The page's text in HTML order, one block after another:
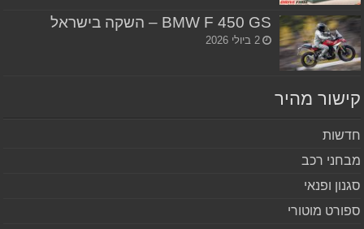
BMW F 450 GS – השקה בישראל
2 ביולי 2026
מהיר
רכב
ופנאי
מוטורי